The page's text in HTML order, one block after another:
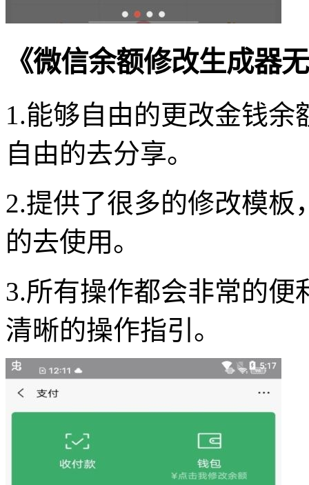
《微信余额修改生成器
1.能够自由的更改金钱
自由的去分享。
2.提供了很多的修改模
的去使用。
3.所有操作都会非常的
清晰的操作指引。